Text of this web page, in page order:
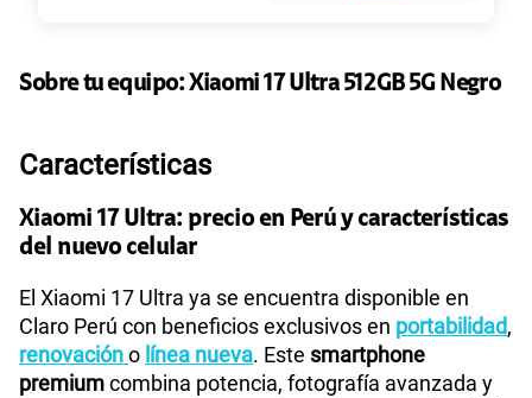
Paga solo S/49.90
Sobre tu equipo:Xiaomi 17 Ultra 512GB 5G Negro
Características
Xiaomi 17 Ultra: precio en Perú y características
del nuevo celular
El Xiaomi 17 Ultra ya se encuentra disponible en
Claro Perú con beneficios exclusivos en portabilidad,
renovacióno línea nueva. Este smartphone
premiumcombina potencia, fotografía avanzada y